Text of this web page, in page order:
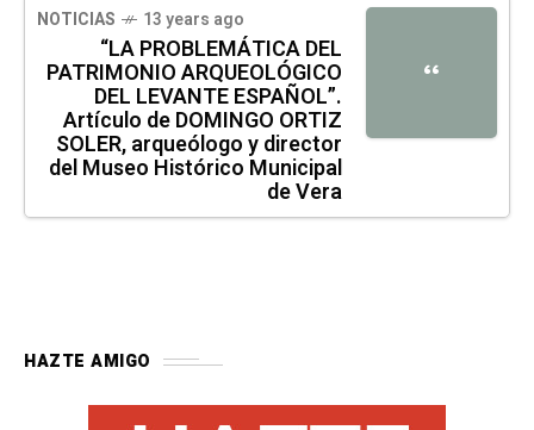
“
NOTICIAS 13 years ago
“LA PROBLEMÁTICA DEL
PATRIMONIO ARQUEOLÓGICO
DEL LEVANTE ESPAÑOL”.
Artículo de DOMINGO ORTIZ
SOLER, arqueólogo y director
del Museo Histórico Municipal
de Vera
HAZTE AMIGO